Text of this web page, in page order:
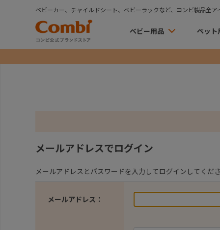
ベビーカー、チャイルドシート、ベビーラックなど、コンビ製品全ア
ベビー用品 ペット
メールアドレスでログイン
メールアドレスとパスワードを入力してログインしてくださ
メールアドレス：